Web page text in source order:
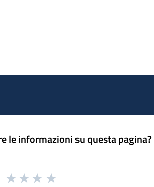
le informazioni su questa pagina?